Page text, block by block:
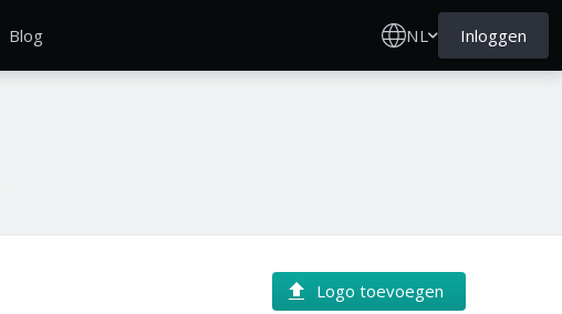
Blog NL Inloggen
Logo toevoegen